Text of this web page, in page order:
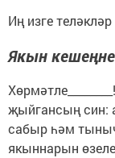
Иң изге теләкләр
Якын кешеңне
җыйгансың син:
сабыр һәм
якыннарын